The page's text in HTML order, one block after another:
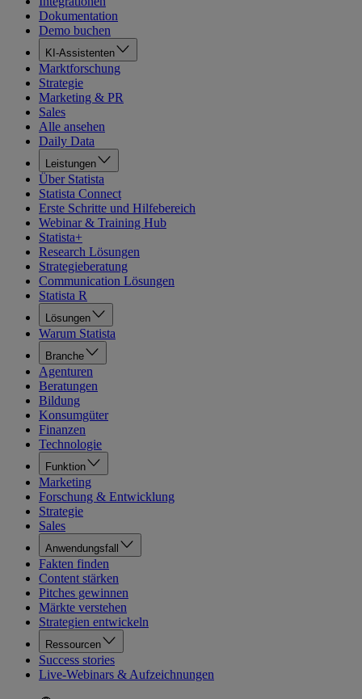
Dokumentation
Demo buchen
KI-Assistenten
Marktforschung
Strategie
Marketing & PR
Sales
Alle ansehen
Daily Data
Leistungen
Über Statista
Statista Connect
Erste Schritte und Hilfebereich
Webinar & Training Hub
Statista+
Research Lösungen
Strategieberatung
Communication Lösungen
Statista R
Lösungen
Warum Statista
Branche
Agenturen
Beratungen
Bildung
Konsumgüter
Finanzen
Technologie
Funktion
Marketing
Forschung & Entwicklung
Strategie
Sales
Anwendungsfall
Fakten finden
Content stärken
Pitches gewinnen
Märkte verstehen
Strategien entwickeln
Ressourcen
Success stories
Live-Webinars & Aufzeichnungen